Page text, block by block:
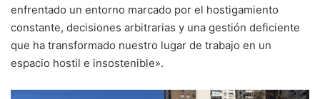
enfrentado un entorno marcado por el hostigamiento
constante, decisiones arbitrarias y una gestión deficiente
que ha transformado nuestro lugar de trabajo en un
espacio hostil e insostenible».